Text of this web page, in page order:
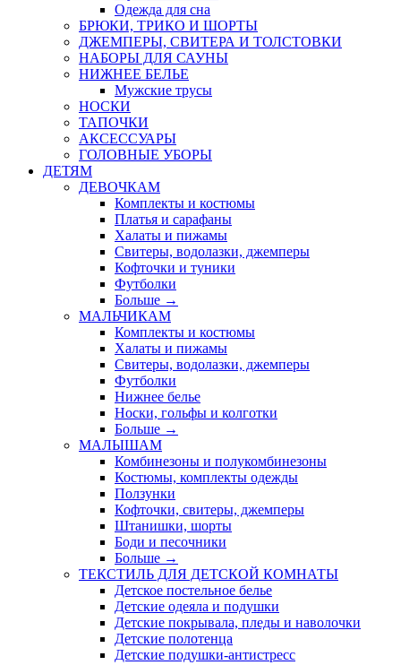
Одежда для сна
БРЮКИ, ТРИКО И ШОРТЫ
ДЖЕМПЕРЫ, СВИТЕРА И ТОЛСТОВКИ
НАБОРЫ ДЛЯ САУНЫ
НИЖНЕЕ БЕЛЬЕ
Мужские трусы
НОСКИ
ТАПОЧКИ
АКСЕССУАРЫ
ГОЛОВНЫЕ УБОРЫ
ДЕТЯМ
ДЕВОЧКАМ
Комплекты и костюмы
Платья и сарафаны
Халаты и пижамы
Свитеры, водолазки, джемперы
Кофточки и туники
Футболки
Больше →
МАЛЬЧИКАМ
Комплекты и костюмы
Халаты и пижамы
Свитеры, водолазки, джемперы
Футболки
Нижнее белье
Носки, гольфы и колготки
Больше →
МАЛЫШАМ
Комбинезоны и полукомбинезоны
Костюмы, комплекты одежды
Ползунки
Кофточки, свитеры, джемперы
Штанишки, шорты
Боди и песочники
Больше →
ТЕКСТИЛЬ ДЛЯ ДЕТСКОЙ КОМНАТЫ
Детское постельное белье
Детские одеяла и подушки
Детские покрывала, пледы и наволочки
Детские полотенца
Детские подушки-антистресс